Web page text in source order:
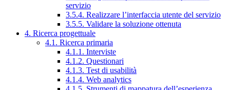
servizio
3.5.4. Realizzare l’interfaccia utente del servizio
3.5.5. Validare la soluzione ottenuta
4. Ricerca progettuale
4.1. Ricerca primaria
4.1.1. Interviste
4.1.2. Questionari
4.1.3. Test di usabilità
4.1.4. Web analytics